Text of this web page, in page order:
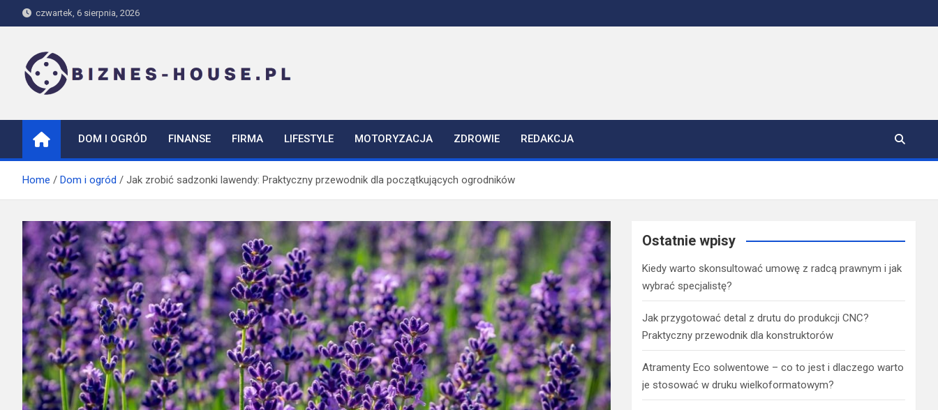
to
czwartek, 6 sierpnia, 2026
biznes-house.pl
DOM I OGRÓD FINANSE FIRMA LIFESTYLE MOTORYZACJA ZDROWIE REDAKCJA
Home Dom i ogród Jak zrobić sadzonki lawendy: Praktyczny przewodnik dla początkujących ogrodników
Ostatnie wpisy
Kiedy warto skonsultować umowę z radcą prawnym i jak
wybrać specjalistę?
Jak przygotować detal z drutu do produkcji CNC?
Praktyczny przewodnik dla konstruktorów
Atramenty Eco solwentowe – co to jest i dlaczego warto
je stosować w druku wielkoformatowym?